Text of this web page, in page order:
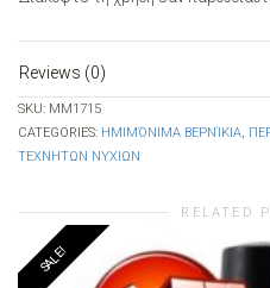
Reviews (0)
SKU: MM1715
CATEGORIES: ΗΜΙΜΌΝΙΜΑ ΒΕΡΝΊΚΙΑ,
ΤΕΧΝΗΤΩΝ ΝΥΧΙΩΝ
RELATED
SALE!